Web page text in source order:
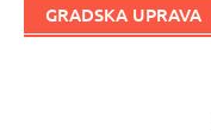
GRADSKA UPRAVA